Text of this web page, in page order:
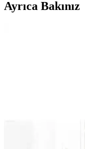
Ayrıca Bakınız
HASUBA şarjlı el
ofis ve araç içi